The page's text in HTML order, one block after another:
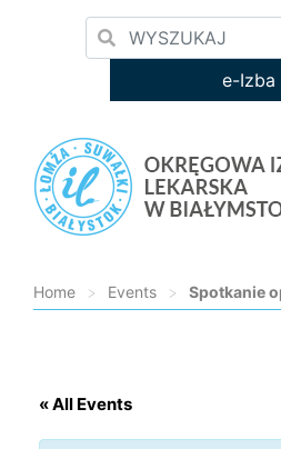
e-Izba
Home > Events > Spotkanie
« All Events